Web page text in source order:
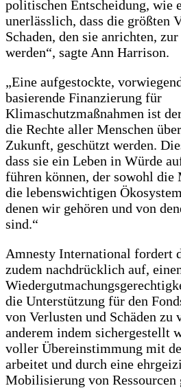
politischen Entscheidung, wie
unerlässlich, dass die größten
Schaden, den sie anrichten, zur
werden“, sagte Ann Harrison.
„Eine aufgestockte,
basierende Finanzierung für
Klimaschutzmaßnahmen ist
die Rechte aller Menschen
Zukunft, geschützt werden.
dass sie ein Leben in Würde
führen können, der sowohl die
die lebenswichtigen
denen wir gehören und von
sind.“
Amnesty International fordert
zudem nachdrücklich auf,
die Unterstützung für den
von Verlusten und Schäden zu
anderem indem sichergestellt
voller Übereinstimmung mit
arbeitet und durch eine
Mobilisierung von Ressourcen